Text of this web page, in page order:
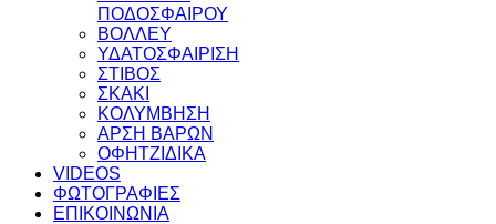
ΠΟΔΟΣΦΑΙΡΟΥ
ΒΟΛΛΕΥ
ΥΔΑΤΟΣΦΑΙΡΙΣΗ
ΣΤΙΒΟΣ
ΣΚΑΚΙ
ΚΟΛΥΜΒΗΣΗ
ΑΡΣΗ ΒΑΡΩΝ
ΟΦΗΤΖΙΔΙΚΑ
VIDEOS
ΦΩΤΟΓΡΑΦΙΕΣ
ΕΠΙΚΟΙΝΩΝΙΑ